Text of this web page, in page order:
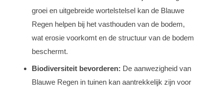
groei en uitgebreide wortelstelsel kan de Blauwe
Regen helpen bij het vasthouden van de bodem,
wat erosie voorkomt en de structuur van de bodem
beschermt.
Biodiversiteit bevorderen: De aanwezigheid van
Blauwe Regen in tuinen kan aantrekkelijk zijn voor